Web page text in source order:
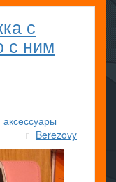
с
с ним
Berezovy